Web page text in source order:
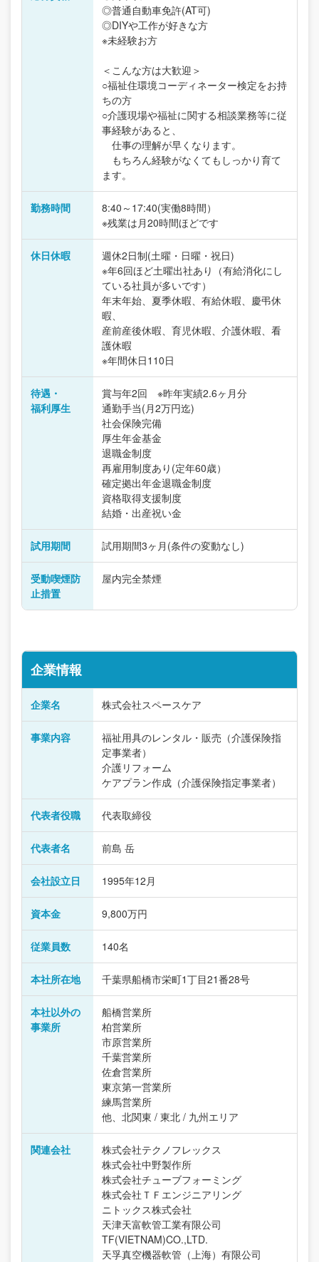
◎普通自動車免許(AT可)
◎DIYや工作が好きな方
※未経験お方
＜こんな方は大歓迎＞
○福祉住環境コーディネーター検定をお持
ちの方
○介護現場や福祉に関する相談業務等に従
事経験があると、
仕事の理解が早くなります。
もちろん経験がなくてもしっかり育て
ます。
勤務時間
8:40～17:40(実働8時間）
※残業は月20時間ほどです
休日休暇
週休2日制(土曜・日曜・祝日)
※年6回ほど土曜出社あり（有給消化にし
ている社員が多いです）
年末年始、夏季休暇、有給休暇、慶弔休
暇、
産前産後休暇、育児休暇、介護休暇、看
護休暇
※年間休日110日
待遇・
福利厚生
賞与年2回 ※昨年実績2.6ヶ月分
通勤手当(月2万円迄)
社会保険完備
厚生年金基金
退職金制度
再雇用制度あり(定年60歳）
確定拠出年金退職金制度
資格取得支援制度
結婚・出産祝い金
試用期間 試用期間3ヶ月(条件の変動なし)
受動喫煙防
止措置
屋内完全禁煙
企業情報
企業名 株式会社スペースケア
事業内容
福祉用具のレンタル・販売（介護保険指
定事業者）
介護リフォーム
ケアプラン作成（介護保険指定事業者）
代表者役職 代表取締役
代表者名 前島 岳
会社設立日 1995年12月
資本金 9,800万円
従業員数 140名
本社所在地 千葉県船橋市栄町1丁目21番28号
本社以外の
事業所
船橋営業所
柏営業所
市原営業所
千葉営業所
佐倉営業所
東京第一営業所
練馬営業所
他、北関東 / 東北 / 九州エリア
関連会社
株式会社テクノフレックス
株式会社中野製作所
株式会社チューブフォーミング
株式会社ＴＦエンジニアリング
ニトックス株式会社
天津天富軟管工業有限公司
TF(VIETNAM)CO.,LTD.
天孚真空機器軟管（上海）有限公司